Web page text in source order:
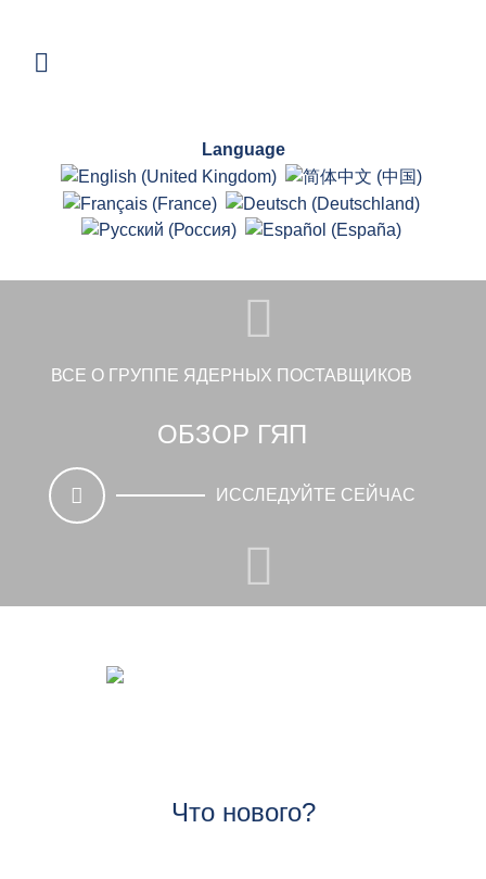
Language
ВСЕ О ГРУППЕ ЯДЕРНЫХ ПОСТАВЩИКОВ
ОБЗОР ГЯП
ИССЛЕДУЙТЕ СЕЙЧАС
РУКОВОДЯЩИЕ ПРИНЦИПЫ INFCIRC/254, ЧАСТИ 1
Что нового?